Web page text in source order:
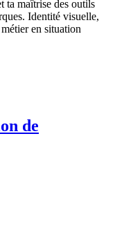
ta maîtrise des outils
Identité visuelle,
en situation
de